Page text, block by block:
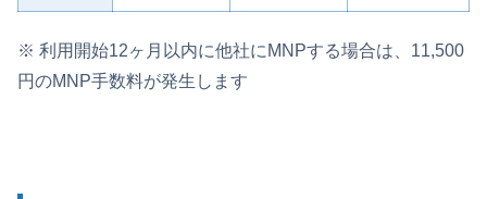
※ 利用開始12ヶ月以内に他社にMNPする場合は、11,500
円のMNP手数料が発生します